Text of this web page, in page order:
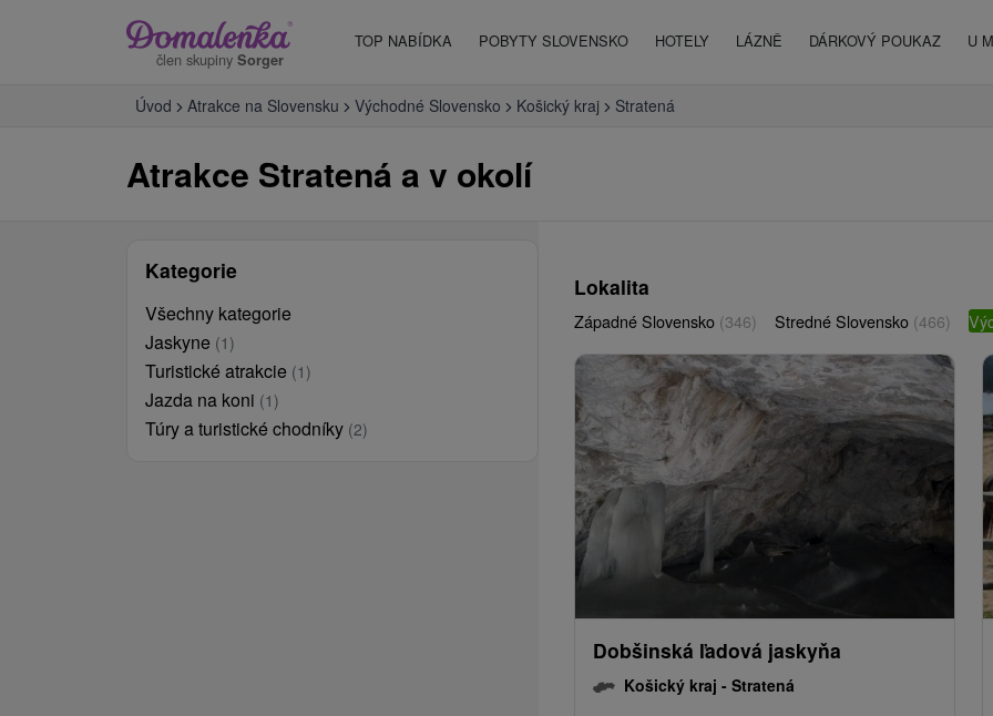
člen skupiny Sorger
TOP NABÍDKA POBYTY SLOVENSKO HOTELY LÁZNĚ DÁRKOVÝ POUKAZ U
Úvod Atrakce na Slovensku Východné Slovensko Košický kraj Stratená
Atrakce Stratená a v okolí
Kategorie
Všechny kategorie
Jaskyne (1)
Turistické atrakcie (1)
Jazda na koni (1)
Túry a turistické chodníky (2)
Lokalita
Západné Slovensko (346) Stredné Slovensko (466)
Dobšinská ľadová jaskyňa
Košický kraj - Stratená